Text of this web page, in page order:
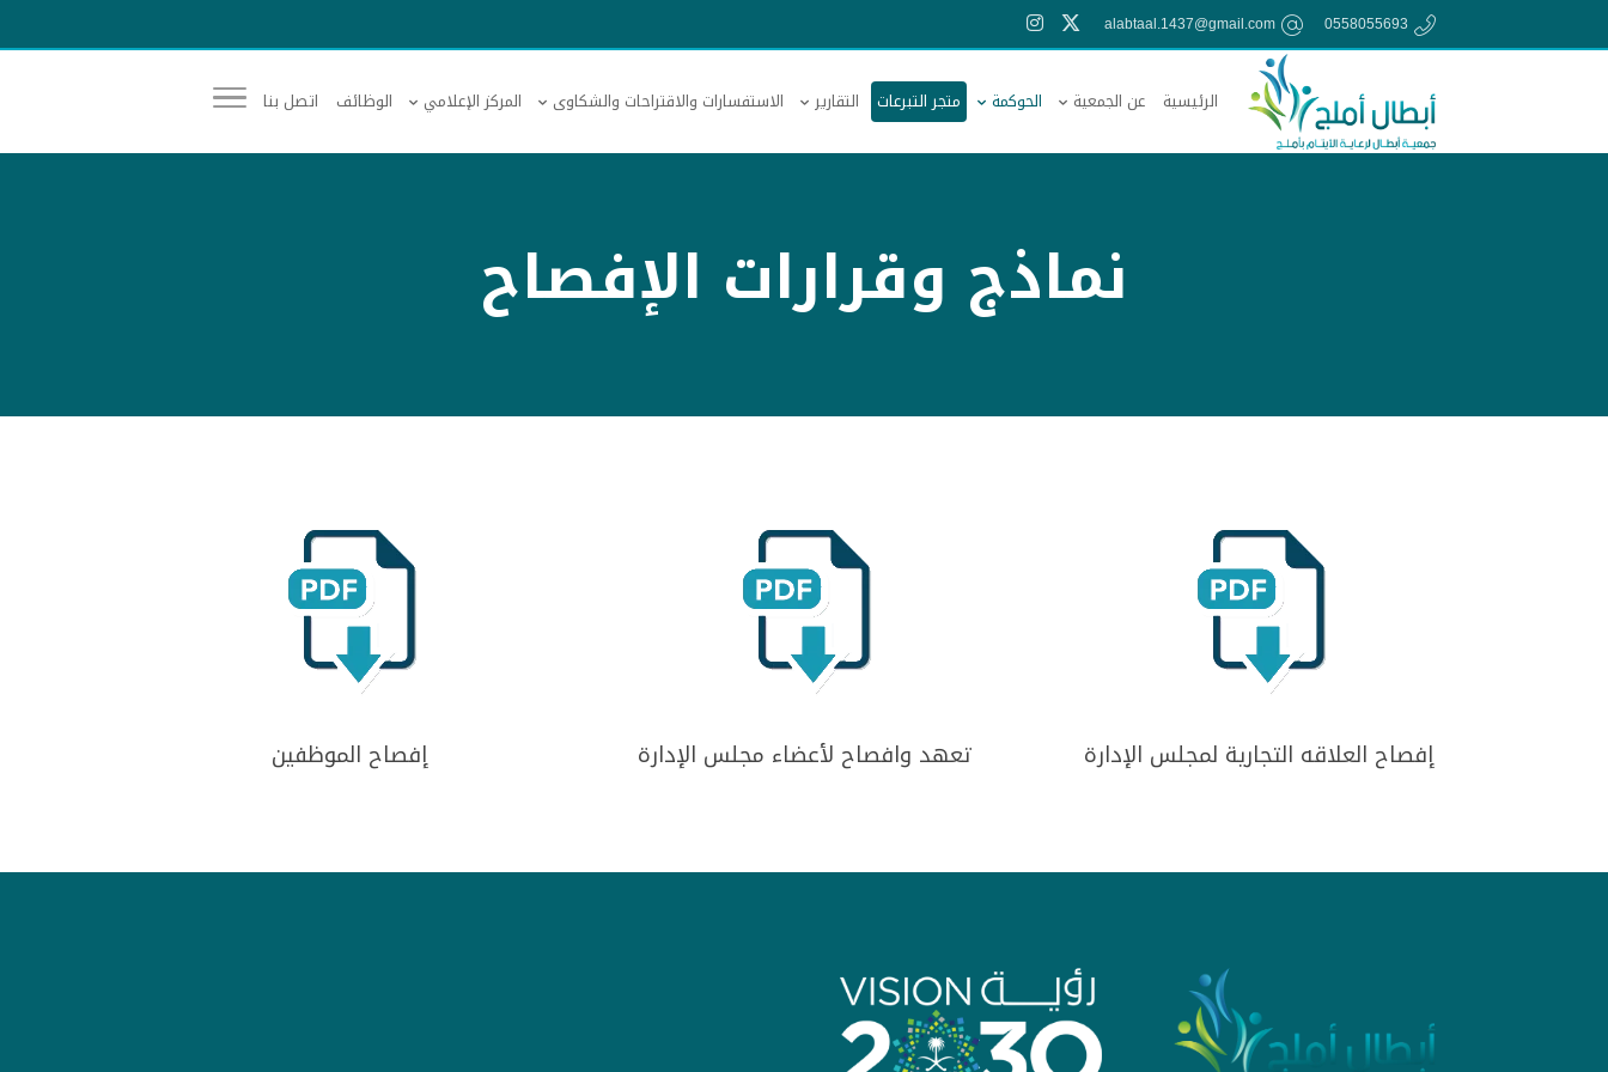
0558055693
alabtaal.1437@gmail.com
الرئيسية عن الجمعية الحوكمة متجر التبرعات التقارير الاستفسارات والاقتراحات والشكاوى المركز الإعلامي الوظائف اتصل بنا
نماذج وقرارات الإفصاح
إفصاح العلاقه التجارية لمجلس الإدارة تعهد وافصاح لأعضاء مجلس الإدارة إفصاح الموظفين